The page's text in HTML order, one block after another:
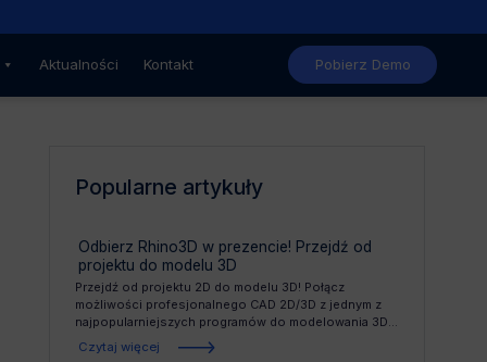
Aktualności Kontakt Pobierz Demo
Popularne artykuły
Odbierz Rhino3D w prezencie! Przejdź od
projektu do modelu 3D
Przejdź od projektu 2D do modelu 3D! Połącz
możliwości profesjonalnego CAD 2D/3D z jednym z
najpopularniejszych programów do modelowania 3D...
Czytaj więcej